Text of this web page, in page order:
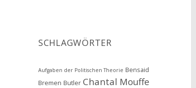
SCHLAGWÖRTER
Aufgaben der Politischen Theorie Bensaid
Bremen Butler Chantal Mouffe